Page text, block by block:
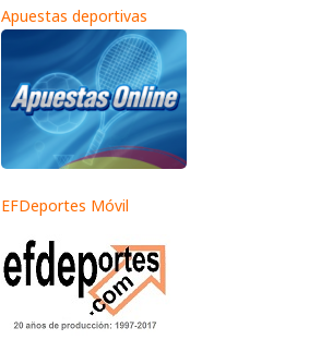
Apuestas deportivas
EFDeportes Móvil